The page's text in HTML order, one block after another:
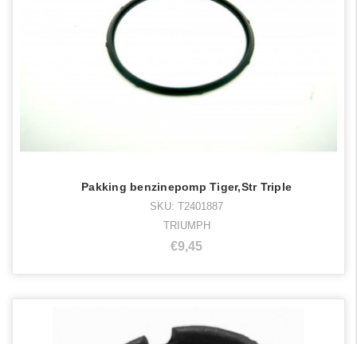
Pakking benzinepomp Tiger,Str Triple
SKU: T2401887
TRIUMPH
€9,45